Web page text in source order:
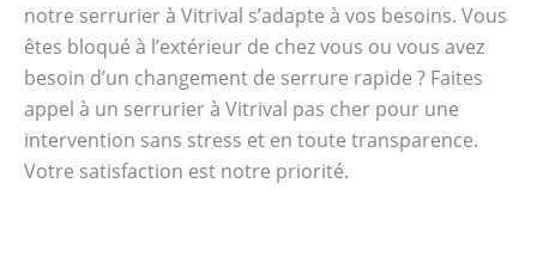
notre serrurier à Vitrival s’adapte à vos besoins. Vous
êtes bloqué à l’extérieur de chez vous ou vous avez
besoin d’un changement de serrure rapide ? Faites
appel à un serrurier à Vitrival pas cher pour une
intervention sans stress et en toute transparence.
Votre satisfaction est notre priorité.